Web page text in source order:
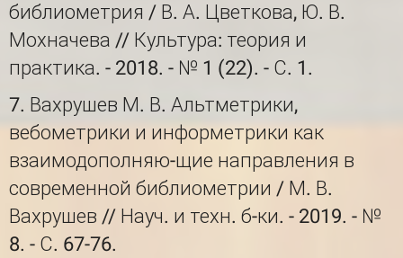
библиометрия / В. А. Цветкова, Ю. В.
Мохначева // Культура: теория и
практика. - 2018. - № 1 (22). - С. 1.
7. Вахрушев М. В. Альтметрики,
вебометрики и информетрики как
взаимодополняю-щие направления в
современной библиометрии / М. В.
Вахрушев // Науч. и техн. б-ки. - 2019. - №
8. - С. 67-76.